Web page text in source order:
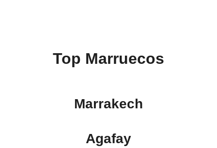
Top Marruecos
Marrakech
Agafay